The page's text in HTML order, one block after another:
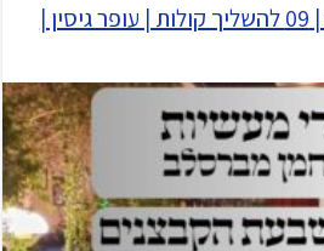
מעשה משבעת הקבצנים | 09 להשליך קולות | עופר גיסין |